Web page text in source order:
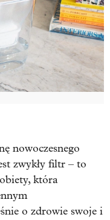
nowoczesnego
zwykły filtr – to
która
o zdrowie swoje i